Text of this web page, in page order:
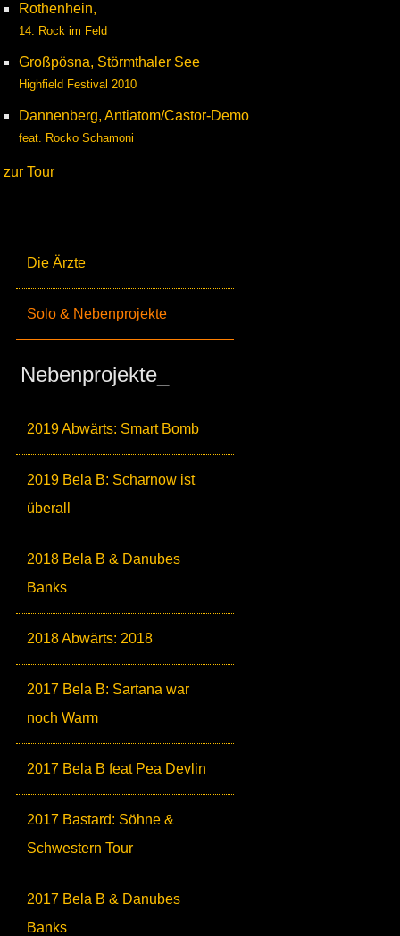
Die Ärzte
Solo & Nebenprojekte
Nebenprojekte_
2019 Abwärts: Smart Bomb
2019 Bela B: Scharnow ist
überall
2018 Bela B & Danubes
Banks
2018 Abwärts: 2018
2017 Bela B: Sartana war
noch Warm
2017 Bela B feat Pea Devlin
2017 Bastard: Söhne &
Schwestern Tour
2017 Bela B & Danubes
Banks
Rothenhein,
14. Rock im Feld
Großpösna, Störmthaler See
Highfield Festival 2010
Dannenberg, Antiatom/Castor-Demo
feat. Rocko Schamoni
zur Tour